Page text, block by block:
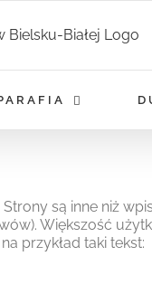
są inne niż
Większość
przykład taki tekst: